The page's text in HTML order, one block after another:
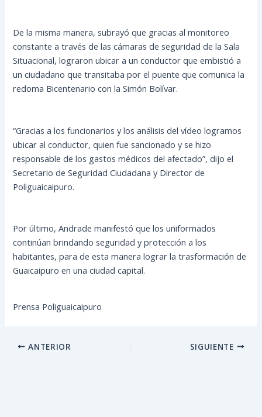
De la misma manera, subrayó que gracias al monitoreo
constante a través de las cámaras de seguridad de la Sala
Situacional, lograron ubicar a un conductor que embistió a
un ciudadano que transitaba por el puente que comunica la
redoma Bicentenario con la Simón Bolívar.
“Gracias a los funcionarios y los análisis del vídeo logramos
ubicar al conductor, quien fue sancionado y se hizo
responsable de los gastos médicos del afectado”, dijo el
Secretario de Seguridad Ciudadana y Director de
Poliguaicaipuro.
Por último, Andrade manifestó que los uniformados
continúan brindando seguridad y protección a los
habitantes, para de esta manera lograr la trasformación de
Guaicaipuro en una ciudad capital.
Prensa Poliguaicaipuro
ANTERIOR SIGUIENTE